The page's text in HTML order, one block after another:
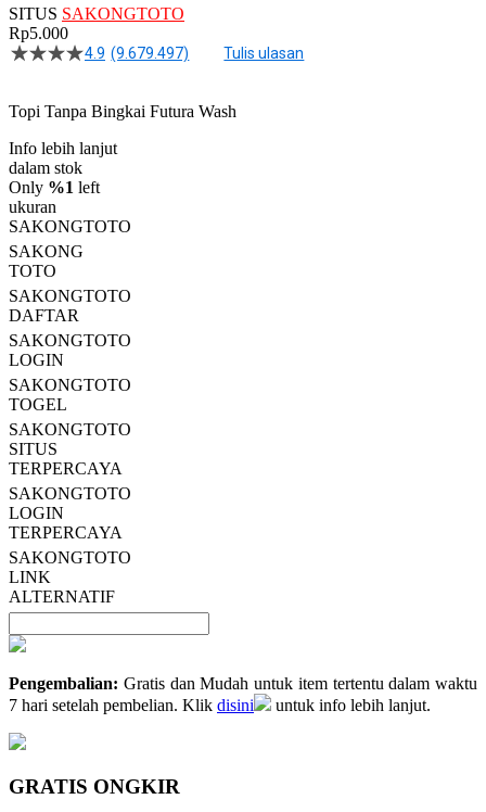
SITUS SAKONGTOTO
Rp5.000
4.5
bintang,
rating
rata-
rata.
Read
13
Reviews.
Tautan
halaman
yang
sama.
4.9 (9.679.497) Tulis ulasan
Topi Tanpa Bingkai Futura Wash
Info lebih lanjut
dalam stok
Only %1 left
ukuran
SAKONGTOTO
SAKONG
TOTO
SAKONGTOTO
DAFTAR
SAKONGTOTO
LOGIN
SAKONGTOTO
TOGEL
SAKONGTOTO
SITUS
TERPERCAYA
SAKONGTOTO
LOGIN
TERPERCAYA
SAKONGTOTO
LINK
ALTERNATIF
Pengembalian: Gratis dan Mudah untuk item tertentu dalam waktu
7 hari setelah pembelian. Klik disini untuk info lebih lanjut.
GRATIS ONGKIR